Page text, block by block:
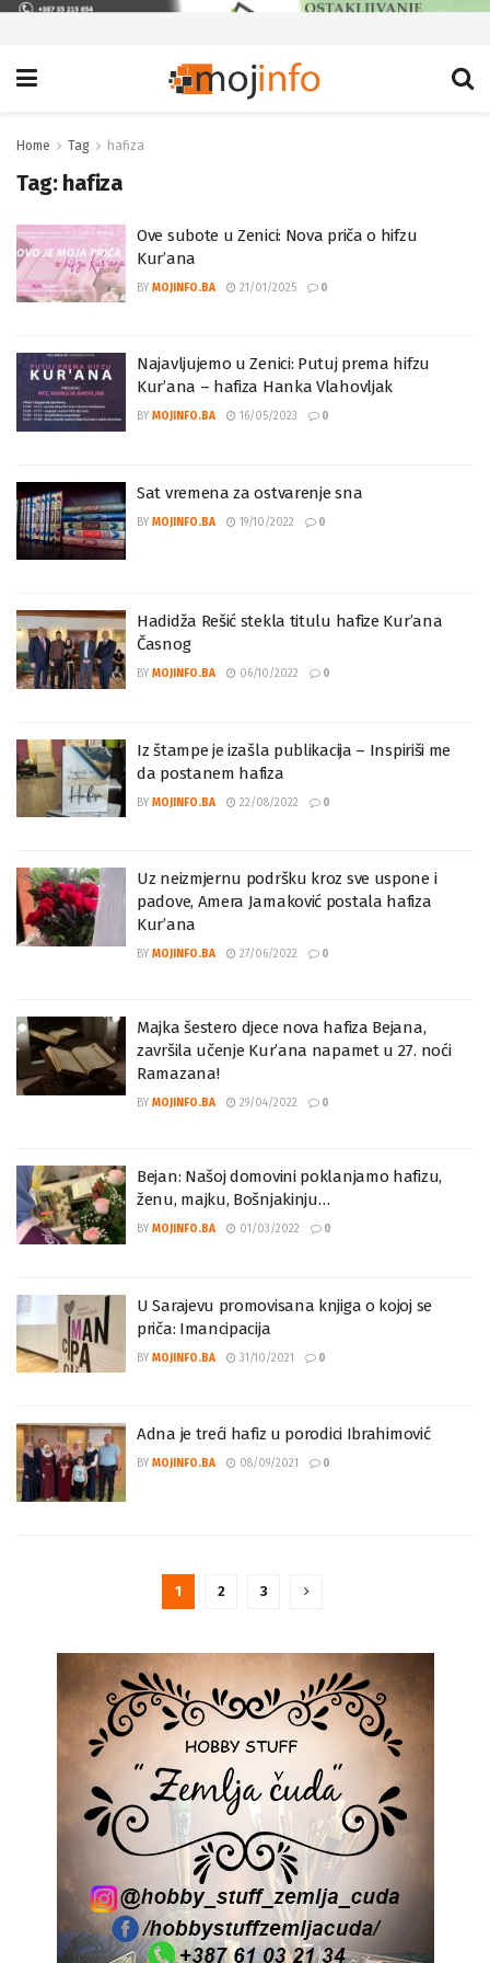
Home Tag hafiza
Tag: hafiza
Ove subote u Zenici: Nova priča o hifzu
Kur’ana
BY MOJINFO.BA 21/01/2025 0
Najavljujemo u Zenici: Putuj prema hifzu
Kur’ana – hafiza Hanka Vlahovljak
BY MOJINFO.BA 16/05/2023 0
Sat vremena za ostvarenje sna
BY MOJINFO.BA 19/10/2022 0
Hadidža Rešić stekla titulu hafize Kur’ana
Časnog
BY MOJINFO.BA 06/10/2022 0
Iz štampe je izašla publikacija – Inspiriši me
da postanem hafiza
BY MOJINFO.BA 22/08/2022 0
Uz neizmjernu podršku kroz sve uspone i
padove, Amera Jamaković postala hafiza
Kur’ana
BY MOJINFO.BA 27/06/2022 0
Majka šestero djece nova hafiza Bejana,
završila učenje Kur’ana napamet u 27. noći
Ramazana!
BY MOJINFO.BA 29/04/2022 0
Bejan: Našoj domovini poklanjamo hafizu,
ženu, majku, Bošnjakinju…
BY MOJINFO.BA 01/03/2022 0
U Sarajevu promovisana knjiga o kojoj se
priča: Imancipacija
BY MOJINFO.BA 31/10/2021 0
Adna je treći hafiz u porodici Ibrahimović
BY MOJINFO.BA 08/09/2021 0
1 2 3